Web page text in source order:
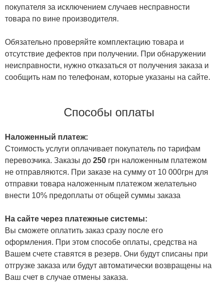
покупателя за исключением случаев несправности
товара по вине производителя.
Обязательно проверяйте комплектацию товара и
отсутствие дефектов при получении. При обнаружении
неисправности, нужно отказаться от получения заказа и
сообщить нам по телефонам, которые указаны на сайте.
Способы оплаты
Наложенный платеж:
Стоимость услуги оплачивает покупатель по тарифам
перевозчика. Заказы до 250 грн наложенным платежом
не отправляются. При заказе на сумму от 10 000грн для
отправки товара наложенным платежом желательно
внести 10% предоплаты от общей суммы заказа
На сайте через платежные системы:
Вы сможете оплатить заказ сразу после его
оформления. При этом способе оплаты, средства на
Вашем счете ставятся в резерв. Они будут списаны при
отгрузке заказа или будут автоматически возвращены на
Ваш счет в случае отмены заказа.